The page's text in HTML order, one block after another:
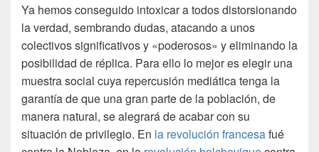
Ya hemos conseguido intoxicar a todos distorsionando
la verdad, sembrando dudas, atacando a unos
colectivos significativos y «poderosos» y eliminando la
posibilidad de réplica. Para ello lo mejor es elegir una
muestra social cuya repercusión mediática tenga la
garantía de que una gran parte de la población, de
manera natural, se alegrará de acabar con su
situación de privilegio. En la revolución francesafué